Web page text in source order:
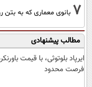
7 بانوی معماری که به بتن
مطالب پیشنهادی
ایرپاد بلوتوثی، با قیمت
فرصت محدود